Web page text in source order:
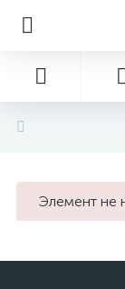
Элемент не